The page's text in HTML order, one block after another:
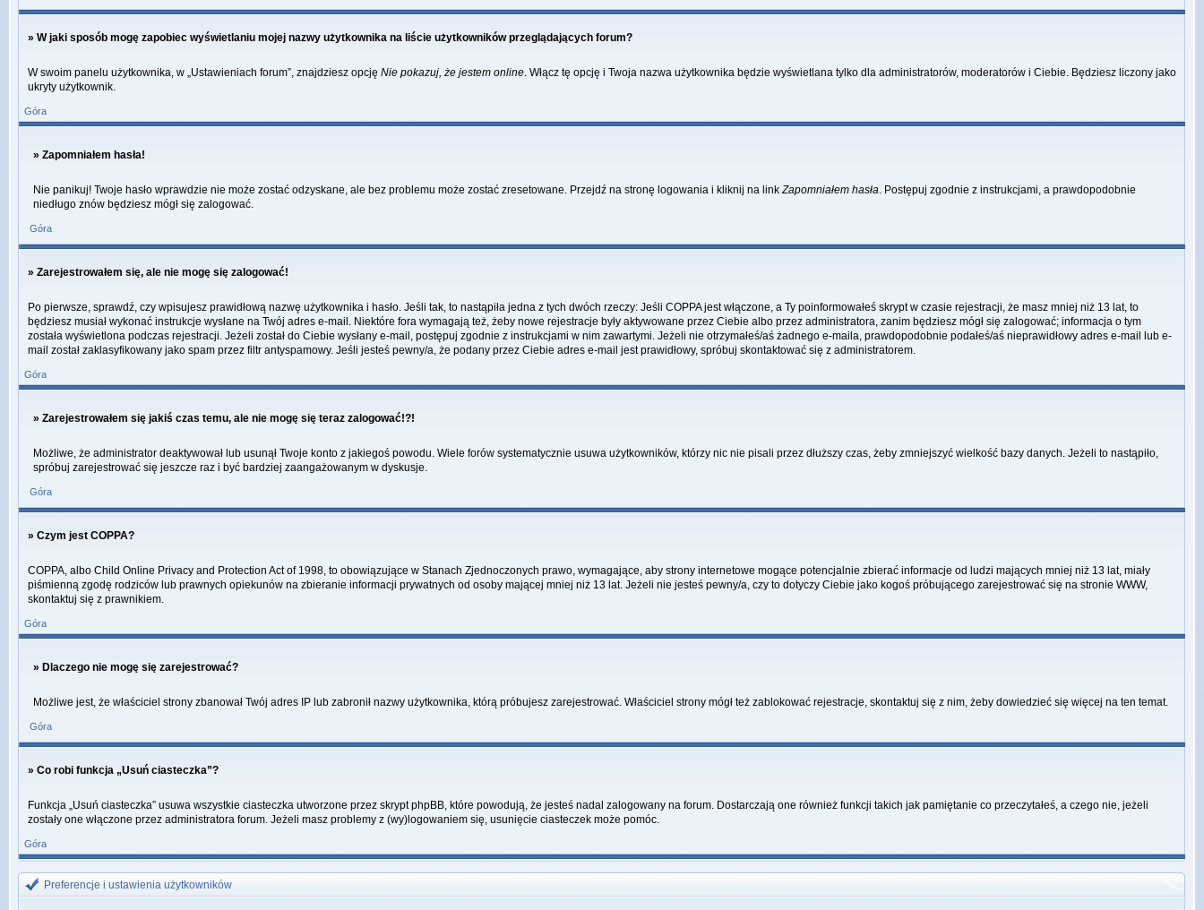
» W jaki sposób mogę zapobiec wyświetlaniu mojej nazwy użytkownika na liście użytkowników przeglądających forum?
W swoim panelu użytkownika, w „Ustawieniach forum”, znajdziesz opcję Nie pokazuj, że jestem online. Włącz tę opcję i Twoja nazwa użytkownika będzie wyświetlana tylko dla administratorów, moderatorów i Ciebie. Będziesz liczony jako
ukryty użytkownik.
Góra
» Zapomniałem hasła!
Nie panikuj! Twoje hasło wprawdzie nie może zostać odzyskane, ale bez problemu może zostać zresetowane. Przejdź na stronę logowania i kliknij na linkZapomniałem hasła. Postępuj zgodnie z instrukcjami, a prawdopodobnie
niedługo znów będziesz mógł się zalogować.
Góra
» Zarejestrowałem się, ale nie mogę się zalogować!
Po pierwsze, sprawdź, czy wpisujesz prawidłową nazwę użytkownika i hasło. Jeśli tak, to nastąpiła jedna z tych dwóch rzeczy: Jeśli COPPA jest włączone, a Ty poinformowałeś skrypt w czasie rejestracji, że masz mniej niż 13 lat, to
będziesz musiał wykonać instrukcje wysłane na Twój adres e-mail. Niektóre fora wymagają też, żeby nowe rejestracje były aktywowane przez Ciebie albo przez administratora, zanim będziesz mógł się zalogować; informacja o tym
została wyświetlona podczas rejestracji. Jeżeli został do Ciebie wysłany e-mail, postępuj zgodnie z instrukcjami w nim zawartymi. Jeżeli nie otrzymałeś/aś żadnego e-maila, prawdopodobnie podałeś/aś nieprawidłowy adres e-mail lub e-
mail został zaklasyfikowany jako spam przez filtr antyspamowy. Jeśli jesteś pewny/a, że podany przez Ciebie adres e-mail jest prawidłowy, spróbuj skontaktować się z administratorem.
Góra
» Zarejestrowałem się jakiś czas temu, ale nie mogę się teraz zalogować!?!
Możliwe, że administrator deaktywował lub usunął Twoje konto z jakiegoś powodu. Wiele forów systematycznie usuwa użytkowników, którzy nic nie pisali przez dłuższy czas, żeby zmniejszyć wielkość bazy danych. Jeżeli to nastąpiło,
spróbuj zarejestrować się jeszcze raz i być bardziej zaangażowanym w dyskusje.
Góra
» Czym jest COPPA?
COPPA, albo Child Online Privacy and Protection Act of 1998, to obowiązujące w Stanach Zjednoczonych prawo, wymagające, aby strony internetowe mogące potencjalnie zbierać informacje od ludzi mających mniej niż 13 lat, miały
piśmienną zgodę rodziców lub prawnych opiekunów na zbieranie informacji prywatnych od osoby mającej mniej niż 13 lat. Jeżeli nie jesteś pewny/a, czy to dotyczy Ciebie jako kogoś próbującego zarejestrować się na stronie WWW,
skontaktuj się z prawnikiem.
Góra
» Dlaczego nie mogę się zarejestrować?
Możliwe jest, że właściciel strony zbanował Twój adres IP lub zabronił nazwy użytkownika, którą próbujesz zarejestrować. Właściciel strony mógł też zablokować rejestracje, skontaktuj się z nim, żeby dowiedzieć się więcej na ten temat.
Góra
» Co robi funkcja „Usuń ciasteczka”?
Funkcja „Usuń ciasteczka” usuwa wszystkie ciasteczka utworzone przez skrypt phpBB, które powodują, że jesteś nadal zalogowany na forum. Dostarczają one również funkcji takich jak pamiętanie co przeczytałeś, a czego nie, jeżeli
zostały one włączone przez administratora forum. Jeżeli masz problemy z (wy)logowaniem się, usunięcie ciasteczek może pomóc.
Góra
Preferencje i ustawienia użytkowników